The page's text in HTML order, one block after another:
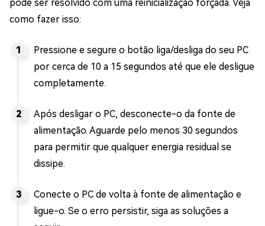
pode ser resolvido com uma reinicialização forçada. Veja
como fazer isso:
Pressione e segure o botão liga/desliga do seu PC
por cerca de 10 a 15 segundos até que ele desligue
completamente.
Após desligar o PC, desconecte-o da fonte de
alimentação. Aguarde pelo menos 30 segundos
para permitir que qualquer energia residual se
dissipe.
Conecte o PC de volta à fonte de alimentação e
ligue-o. Se o erro persistir, siga as soluções a